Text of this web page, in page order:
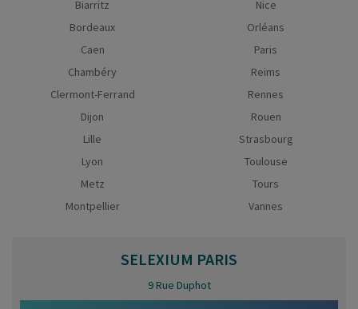
Biarritz
Bordeaux
Caen
Chambéry
Clermont-Ferrand
Dijon
Lille
Lyon
Metz
Montpellier
Nice
Orléans
Paris
Reims
Rennes
Rouen
Strasbourg
Toulouse
Tours
Vannes
SELEXIUM PARIS
9 Rue Duphot